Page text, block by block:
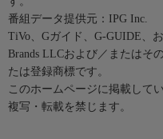
番組データ提供元：IPG Inc.
TiVo、Gガイド、G-GUIDE、
Brands LLCおよび／またはそ
たは登録商標です。
このホームページに掲載して
複写・転載を禁じます。